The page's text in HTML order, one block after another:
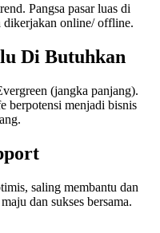
Pangsa pasar luas di
dikerjakan online/ offline.
Di Butuhkan
(jangka panjang).
berpotensi menjadi bisnis
saling membantu dan
dan sukses bersama.